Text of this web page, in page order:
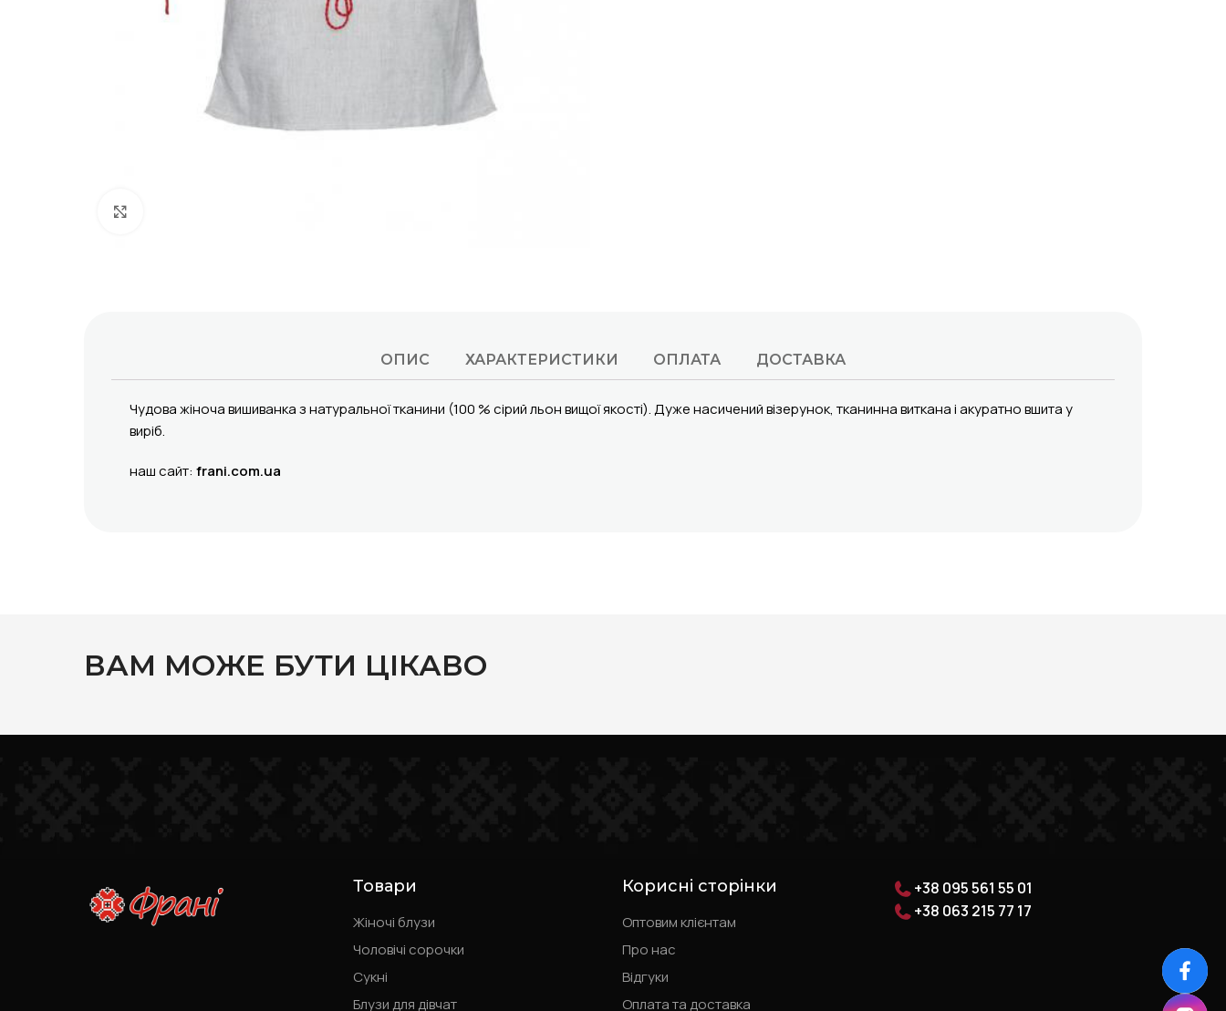
ОПИС ХАРАКТЕРИСТИКИ ОПЛАТА ДОСТАВКА
Чудова жіноча вишиванка з натуральної тканини (100 % сірий льон вищої якості).Дуже насиченийвізерунок, тканиннавитканаі акуратновшитау
виріб.
наш сайт: frani.com.ua
ВАМ МОЖЕ БУТИ ЦІКАВО
Товари
Жіночі блузи
Чоловічі сорочки
Сукні
Блузи для дівчат
Корисні сторінки
Оптовим клієнтам
Про нас
Відгуки
Оплата та доставка
+38 095 561 55 01
+38 063 215 77 17